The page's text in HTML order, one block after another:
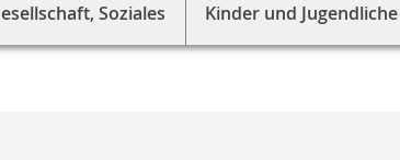
Soziales Kinder und Jugendliche